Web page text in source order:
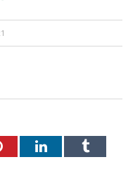
PinterestLinkedInTumblr